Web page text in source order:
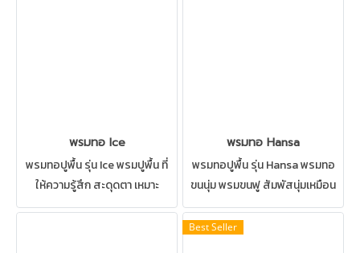
พรมทอ Ice
พรมทอปูพื้น รุ่น Ice พรมปูพื้น ที่
ให้ความรู้สึก สะดุดตา เหมาะ
สำหรับ ห้องทำงาน ห้องประชุม
พรมทอ Hansa
พรมทอปูพื้น รุ่น Hansa พรมทอ
ขนนุ่ม พรมขนฟู สัมพัสนุ่มเหมือน
อยู่ในโรงแรม ติดตั้งพรมทางเดิน
ปูพรมบันได ทำความสะอาดด้วย
Best Seller